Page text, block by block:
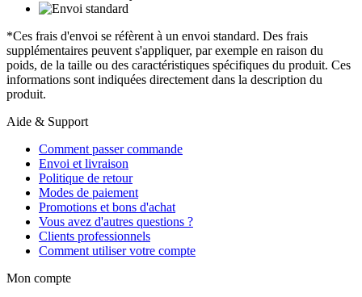
*Ces frais d'envoi se réfèrent à un envoi standard. Des frais
supplémentaires peuvent s'appliquer, par exemple en raison du
poids, de la taille ou des caractéristiques spécifiques du produit. Ces
informations sont indiquées directement dans la description du
produit.
Aide & Support
Comment passer commande
Envoi et livraison
Politique de retour
Modes de paiement
Promotions et bons d'achat
Vous avez d'autres questions ?
Clients professionnels
Comment utiliser votre compte
Mon compte